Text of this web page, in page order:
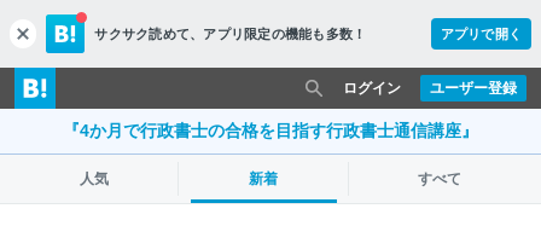
c
l
o
s
サクサク読めて、 アプリ限定の機能も多数！ アプリで開く
ユーザー登録
ログイン
『4か月で行政書士の合格を目指す行政書士通信講座』
人気 新着 すべて